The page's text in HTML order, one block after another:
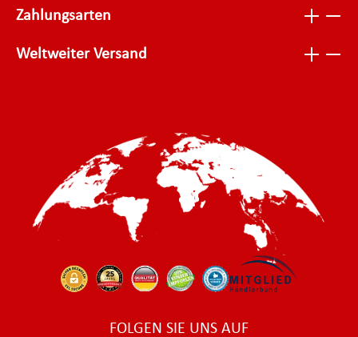
Zahlungsarten
Weltweiter Versand
FOLGEN SIE UNS AUF